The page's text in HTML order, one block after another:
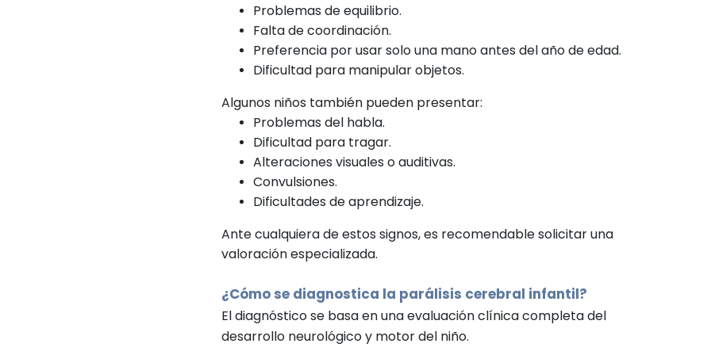
Problemas de equilibrio.
Falta de coordinación.
Preferencia por usar solo una mano antes del año de edad.
Dificultad para manipular objetos.
Algunos niños también pueden presentar:
Problemas del habla.
Dificultad para tragar.
Alteraciones visuales o auditivas.
Convulsiones.
Dificultades de aprendizaje.
Ante cualquiera de estos signos, es recomendable solicitar una
valoración especializada.
¿Cómo se diagnostica la parálisis cerebral infantil?
El diagnóstico se basa en una evaluación clínica completa del
desarrollo neurológico y motor del niño.